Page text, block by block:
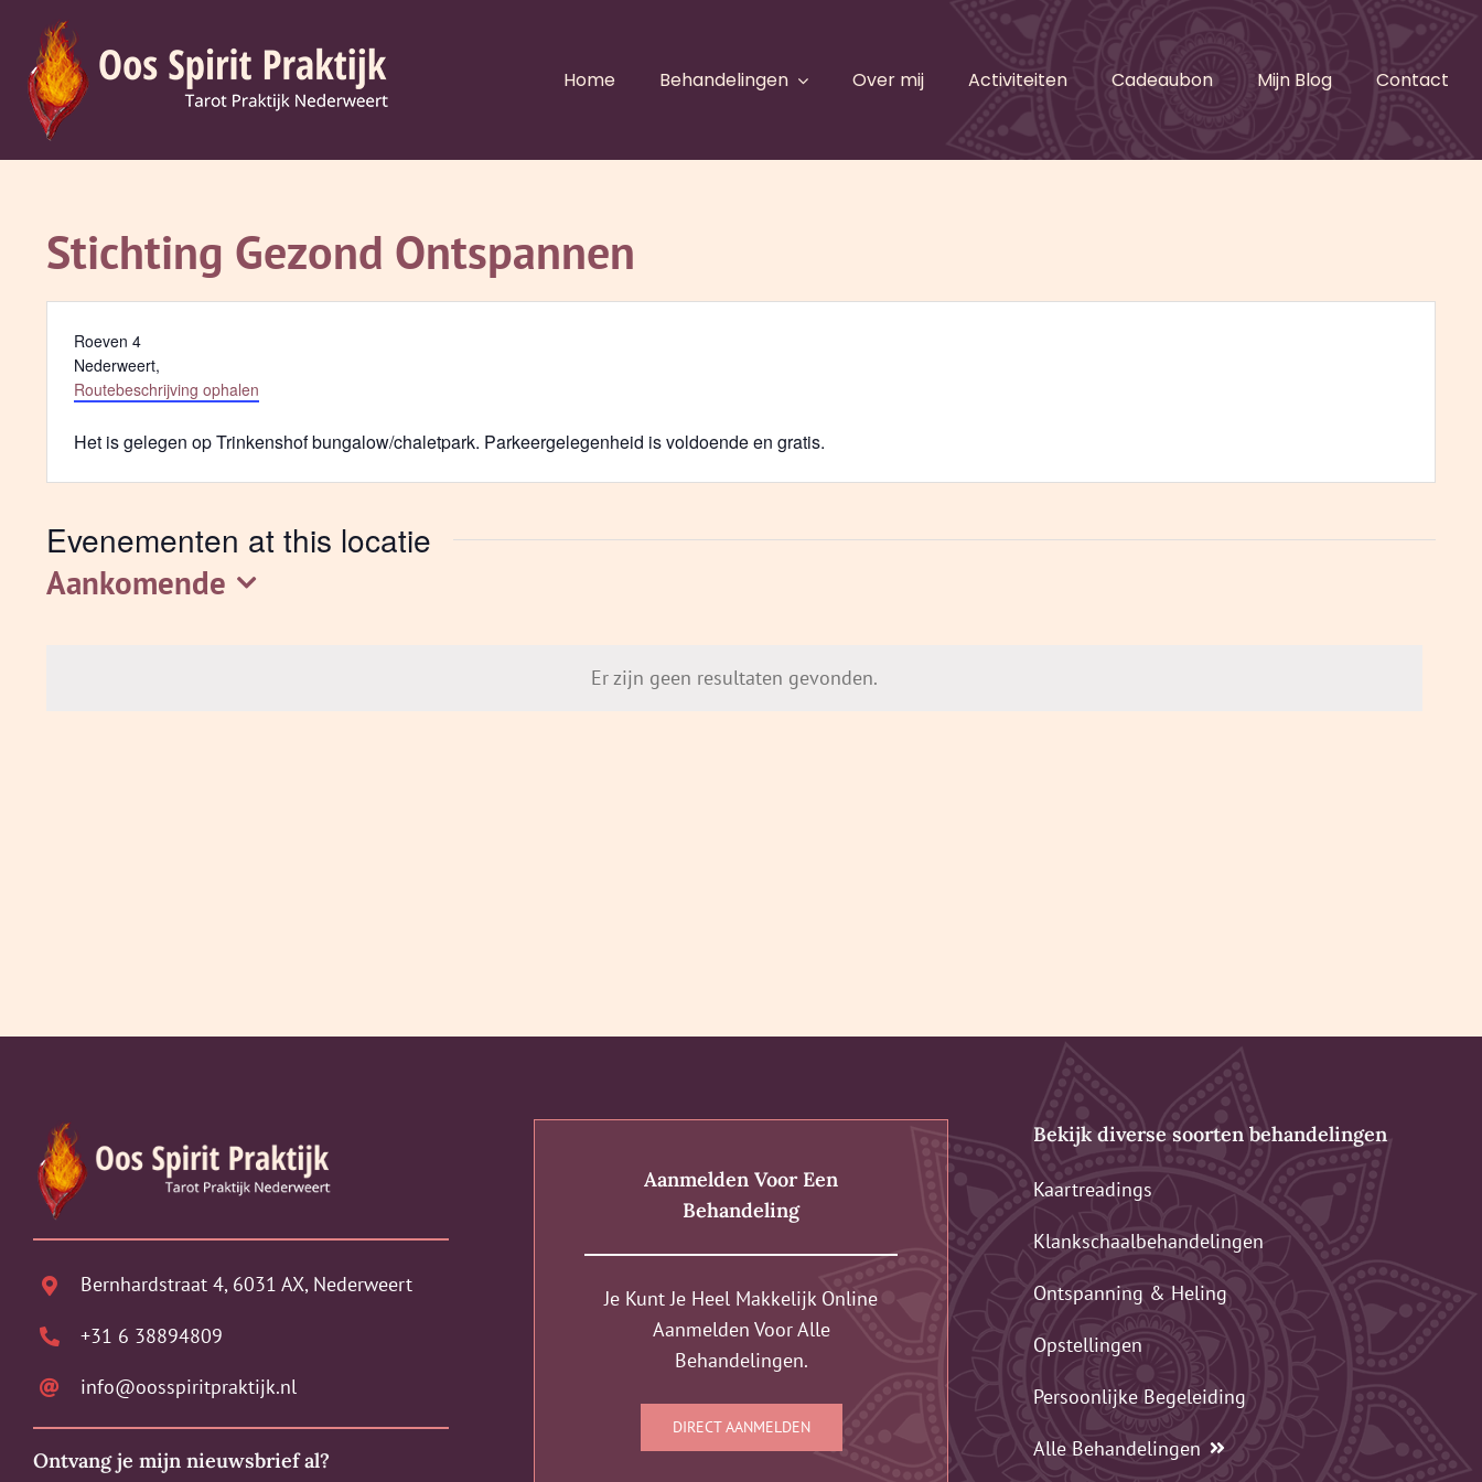
inhoud
Home Behandelingen Over mij Activiteiten Cadeaubon Mijn Blog Contact
Stichting Gezond Ontspannen
Adres
Roeven 4
Nederweert,
Routebeschrijving ophalen
Het is gelegen op Trinkenshof bungalow/chaletpark. Parkeergelegenheid is voldoende en gratis.
Evenementen at this locatie
Bericht
Er zijn geen resultaten gevonden.
Aankomende
Bernhardstraat 4, 6031 AX, Nederweert
+31 6 38894809
info@oosspiritpraktijk.nl
Ontvang je mijn nieuwsbrief al?
Aanmelden Voor Een
Behandeling
Je Kunt Je Heel Makkelijk Online
Aanmelden Voor Alle
Behandelingen.
DIRECT AANMELDEN
Bekijk diverse soorten behandelingen
Kaartreadings
Klankschaalbehandelingen
Ontspanning & Heling
Opstellingen
Persoonlijke Begeleiding
Alle Behandelingen